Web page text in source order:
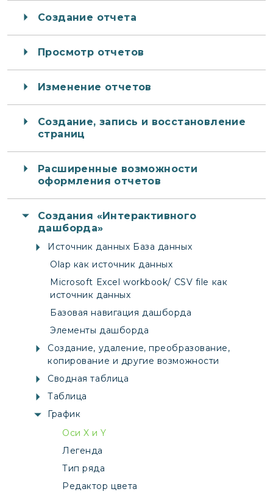
Создание отчета
Просмотр отчетов
Изменение отчетов
Создание, запись и восстановление
страниц
Расширенные возможности
оформления отчетов
Создания «Интерактивного
дашборда»
Источник данных База данных
Olap как источник данных
Microsoft Excel workbook/ CSV file как
источник данных
Базовая навигация дашборда
Элементы дашборда
Создание, удаление, преобразование,
копирование и другие возможности
Сводная таблица
Таблица
График
Оси X и Y
Легенда
Тип ряда
Редактор цвета